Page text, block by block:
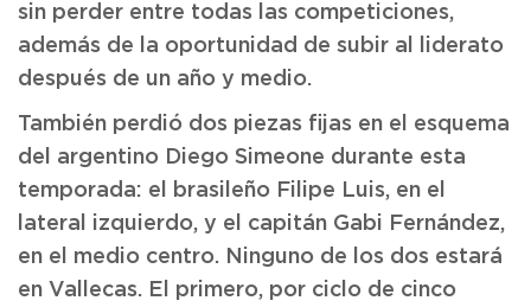
sin perder entre todas las competiciones,
además de la oportunidad de subir al liderato
después de un año y medio.
También perdió dos piezas fijas en el esquema
del argentino Diego Simeone durante esta
temporada: el brasileño Filipe Luis, en el
lateral izquierdo, y el capitán Gabi Fernández,
en el medio centro. Ninguno de los dos estará
en Vallecas. El primero, por ciclo de cinco